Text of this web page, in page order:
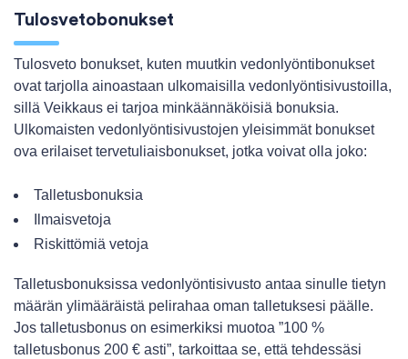
Tulosvetobonukset
Tulosveto bonukset, kuten muutkin vedonlyöntibonukset
ovat tarjolla ainoastaan ulkomaisilla vedonlyöntisivustoilla,
sillä Veikkaus ei tarjoa minkäännäköisiä bonuksia.
Ulkomaisten vedonlyöntisivustojen yleisimmät bonukset
ova erilaiset tervetuliaisbonukset, jotka voivat olla joko:
Talletusbonuksia
Ilmaisvetoja
Riskittömiä vetoja
Talletusbonuksissa vedonlyöntisivusto antaa sinulle tietyn
määrän ylimääräistä pelirahaa oman talletuksesi päälle.
Jos talletusbonus on esimerkiksi muotoa ”100 %
talletusbonus 200 € asti”, tarkoittaa se, että tehdessäsi